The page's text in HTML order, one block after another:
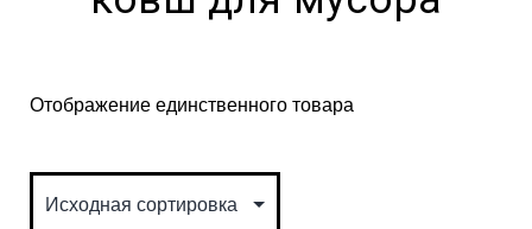
Отображение единственного товара